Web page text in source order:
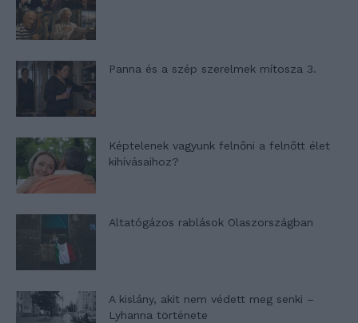
Panna és a szép szerelmek mítosza 3.
Képtelenek vagyunk felnőni a felnőtt élet
kihívásaihoz?
Altatógázos rablások Olaszországban
A kislány, akit nem védett meg senki –
Lyhanna története